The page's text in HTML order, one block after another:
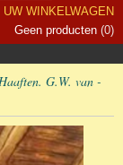
UW WINKELWAGEN
Geen producten (0)
G.W. van -